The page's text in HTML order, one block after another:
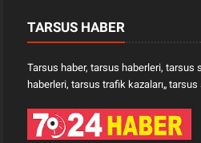
TARSUS HABER
Tarsus haber, tarsus haberleri, tarsus
haberleri, tarsus trafik kazaları„